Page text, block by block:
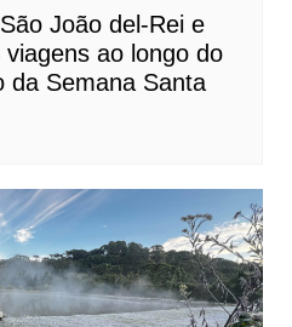
João del-Rei e
ao longo do
da Semana Santa